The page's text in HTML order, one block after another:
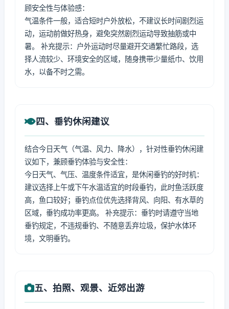
顾安全性与体验感：
气温条件一般，适合短时户外放松，不建议长时间剧烈运
动，运动前做好热身，避免突然剧烈运动导致抽筋或中
暑。 补充提示：户外运动时尽量避开交通繁忙路段，选
择人流较少、环境安全的区域，随身携带少量纸巾、饮用
水，以备不时之需。
四、垂钓休闲建议
结合今日天气（气温、风力、降水），针对性垂钓休闲建
议如下，兼顾垂钓体验与安全性：
今日天气、气压、温度条件适宜，是休闲垂钓的好时机：
建议选择上午或下午水温适宜的时段垂钓，此时鱼活跃度
高，鱼口较好；垂钓点位优先选择背风、向阳、有水草的
区域，垂钓成功率更高。 补充提示：垂钓时请遵守当地
垂钓规定，不违规垂钓、不随意丢弃垃圾，保护水体环
境，文明垂钓。
五、拍照、观景、近郊出游